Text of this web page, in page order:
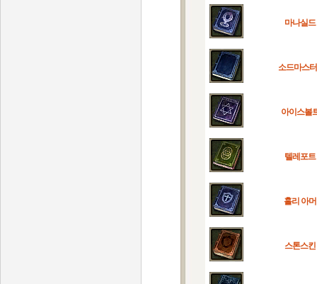
마나실드
소드마스터
아이스볼
텔레포트
홀리 아머
스톤스킨